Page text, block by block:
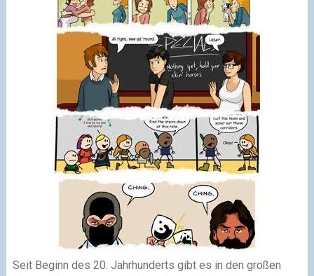
Seit Beginn des 20. Jahrhunderts gibt es in den großen